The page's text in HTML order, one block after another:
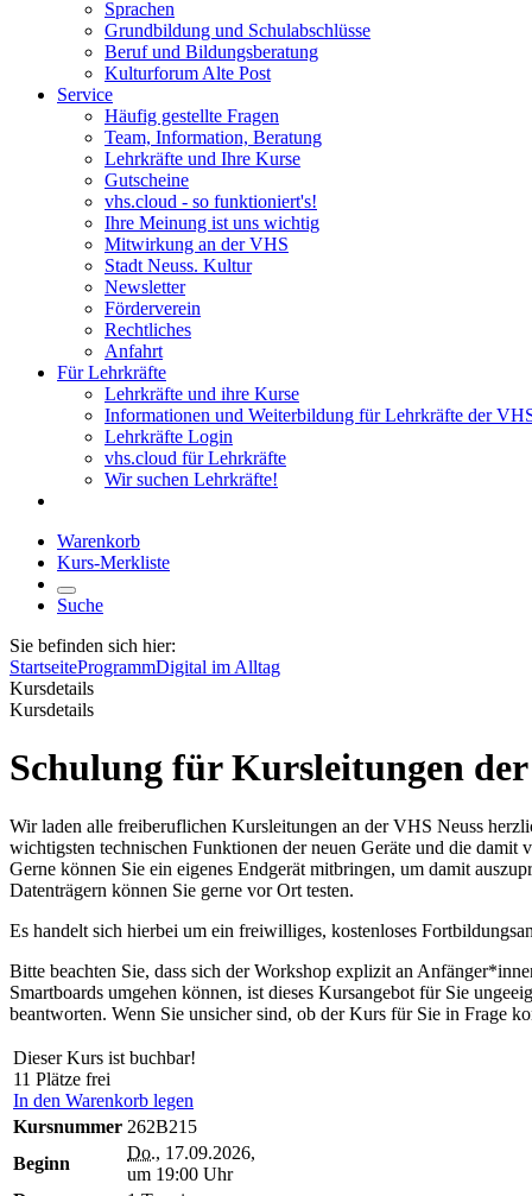
Sprachen
Grundbildung und Schulabschlüsse
Beruf und Bildungsberatung
Kulturforum Alte Post
Service
Häufig gestellte Fragen
Team, Information, Beratung
Lehrkräfte und Ihre Kurse
Gutscheine
vhs.cloud - so funktioniert's!
Ihre Meinung ist uns wichtig
Mitwirkung an der VHS
Stadt Neuss. Kultur
Newsletter
Förderverein
Rechtliches
Anfahrt
Für Lehrkräfte
Lehrkräfte und ihre Kurse
Informationen und Weiterbildung für Lehrkräfte der
Lehrkräfte Login
vhs.cloud für Lehrkräfte
Wir suchen Lehrkräfte!
Warenkorb
Kurs-Merkliste
Suche
Sie befinden sich hier:
StartseiteProgrammDigital im Alltag
Kursdetails
Kursdetails
Schulung für Kursleitungen
Wir laden alle freiberuflichen Kursleitungen an der VHS Neuss
wichtigsten technischen Funktionen der neuen Geräte und die
Gerne können Sie ein eigenes Endgerät mitbringen, um damit
Datenträgern können Sie gerne vor Ort testen.
Es handelt sich hierbei um ein freiwilliges, kostenloses
Bitte beachten Sie, dass sich der Workshop explizit an
Smartboards umgehen können, ist dieses Kursangebot für Sie
beantworten. Wenn Sie unsicher sind, ob der Kurs für Sie in Frage
Dieser Kurs ist buchbar!
11 Plätze frei
In den Warenkorb legen
Kursnummer 262B215
Beginn
Do., 17.09.2026,
um 19:00 Uhr